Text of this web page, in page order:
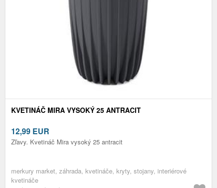
KVETINÁČ MIRA VYSOKÝ 25 ANTRACIT
12,99 EUR
Zľavy. Kvetináč Mira vysoký 25 antracit
merkury market, záhrada, kvetináče, kryty, stojany, interiérové
kvetináče